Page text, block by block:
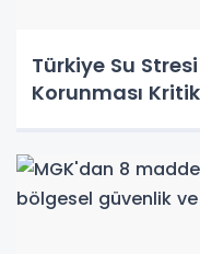
Türkiye Su
Korunması